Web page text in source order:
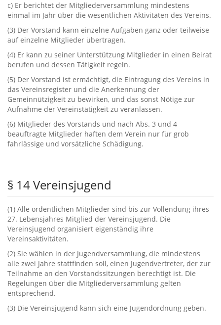
c‭) ‬Er berichtet der Mitgliederversammlung mindestens
einmal im Jahr über die wesentlichen Aktivitäten des Vereins.
‭(‬3‭) ‬Der Vorstand kann einzelne Aufgaben ganz oder teilweise
auf einzelne Mitglieder übertragen.
‭(‬4‭)‬ Er kann zu seiner Unterstützung Mitglieder in einen Beirat
berufen und dessen Tätigkeit regeln.
‭(‬5‭) ‬Der Vorstand ist ermächtigt,‭ ‬die Eintragung des Vereins in
das Vereinsregister und die Anerkennung der
Gemeinnützigkeit zu bewirken,‭ ‬und das sonst Nötige zur
Aufnahme der Vereinstätigkeit zu veranlassen.
‭(‬6‭) ‬Mitglieder des Vorstands‭ ‬und nach Abs.‭ ‬3‭ ‬und‭ ‬4‭
‬beauftragte Mitglieder‭ ‬haften dem Verein nur für grob
fahrlässige und vorsätzliche Schädigung.
§ ‬14‭ ‬Vereinsjugend
‭(‬1‭) ‬Alle ordentlichen Mitglieder sind bis zur Vollendung ihres‭
‬27.‭ ‬Lebensjahres Mitglied der Vereinsjugend.‭ ‬Die
Vereinsjugend‭ ‬organisiert eigenständig ihre
Vereinsaktivitäten.
‭(‬2‭) ‬Sie wählen in der Jugendversammlung,‭ ‬die mindestens
alle zwei Jahre stattfinden soll,‭ ‬einen Jugendvertreter,‭ ‬der‭ ‬zur
Teilnahme‭ ‬an den Vorstandssitzungen‭ ‬berechtigt ist.‭ ‬Die
Regelungen über die Mitgliederversammlung gelten
entsprechend.
‭(‬3‭) ‬Die Vereinsjugend kann sich eine Jugendordnung geben.